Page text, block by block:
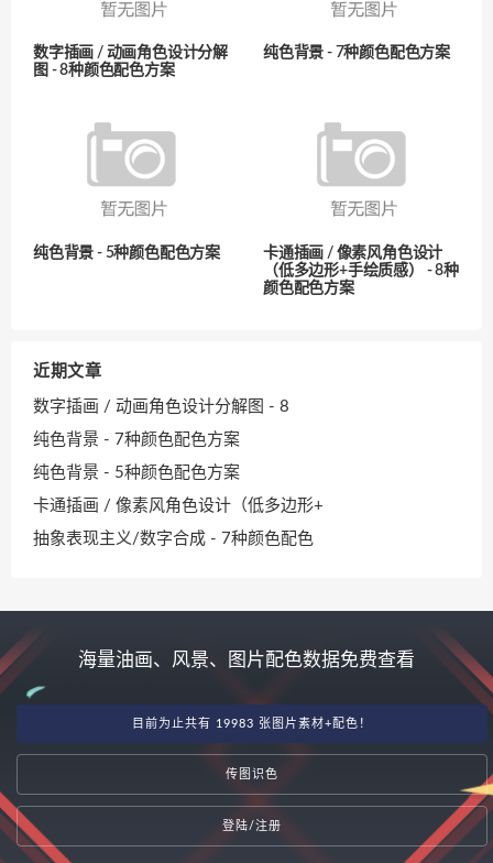
数字插画 / 动画角色设计分解
图 - 8种颜色配色方案
纯色背景 - 7种颜色配色方案
纯色背景 - 5种颜色配色方案
卡通插画 / 像素风角色设计
（低多边形+手绘质感） - 8种
颜色配色方案
近期文章
数字插画 / 动画角色设计分解图 - 8
纯色背景 - 7种颜色配色方案
纯色背景 - 5种颜色配色方案
卡通插画 / 像素风角色设计（低多边形+
抽象表现主义/数字合成 - 7种颜色配色
海量油画、风景、图片配色数据免费查看
目前为止共有 19983 张图片素材+配色！
传图识色
登陆/注册